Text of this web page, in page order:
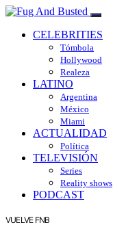
CELEBRITIES
Tómbola
Hollywood
Realeza
LATINO
Argentina
México
Miami
ACTUALIDAD
Política
TELEVISIÓN
Series
Reality shows
PODCAST
VUELVE FNB